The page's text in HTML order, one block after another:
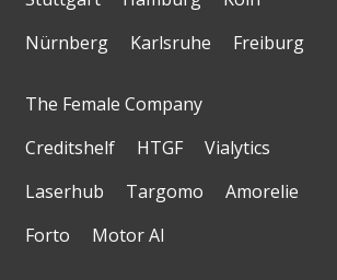
Nürnberg
Karlsruhe Freiburg
The Female Company
Creditshelf
HTGF
Vialytics
Laserhub
Targomo
Amorelie
Forto
Motor AI